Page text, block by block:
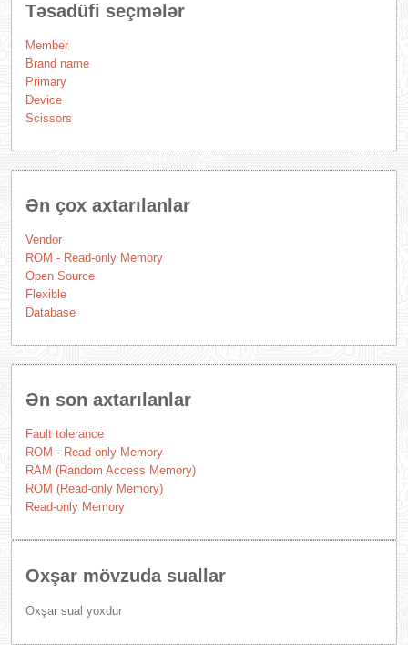
Təsadüfi seçmələr
Member
Brand name
Primary
Device
Scissors
Ən çox axtarılanlar
Vendor
ROM - Read-only Memory
Open Source
Flexible
Database
Ən son axtarılanlar
Fault tolerance
ROM - Read-only Memory
RAM (Random Access Memory)
ROM (Read-only Memory)
Read-only Memory
Oxşar mövzuda suallar
Oxşar sual yoxdur